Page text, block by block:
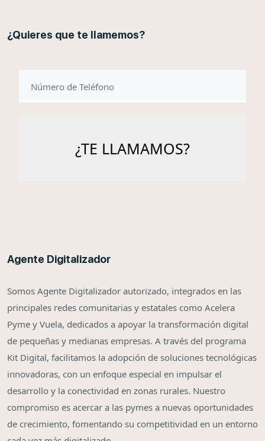
¿Quieres que te llamemos?
Agente Digitalizador
Somos Agente Digitalizador autorizado, integrados en las
principales redes comunitarias y estatales como Acelera
Pyme y Vuela, dedicados a apoyar la transformación digital
de pequeñas y medianas empresas. A través del programa
Kit Digital, facilitamos la adopción de soluciones tecnológicas
innovadoras, con un enfoque especial en impulsar el
desarrollo y la conectividad en zonas rurales. Nuestro
compromiso es acercar a las pymes a nuevas oportunidades
de crecimiento, fomentando su competitividad en un entorno